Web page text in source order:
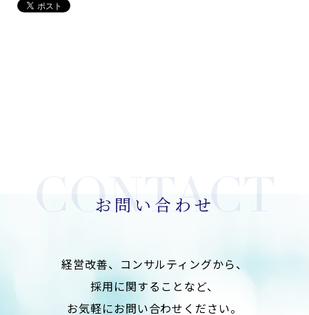
お問い合わせ
経営改善、コンサルティングから、
採用に関することなど、
お気軽にお問い合わせください。